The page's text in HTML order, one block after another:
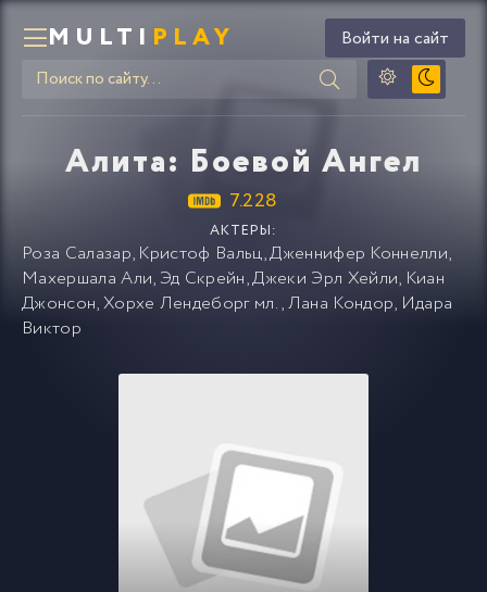
MULTI PLAY Войти на сайт
Алита: Боевой Ангел
7.228
АКТЕРЫ:
Роза Салазар, Кристоф Вальц,Дженнифер Коннелли,
Махершала Али, Эд Скрейн,Джеки Эрл Хейли, Киан
Джонсон,Хорхе Лендеборг мл.,Лана Кондор, Идара
Виктор